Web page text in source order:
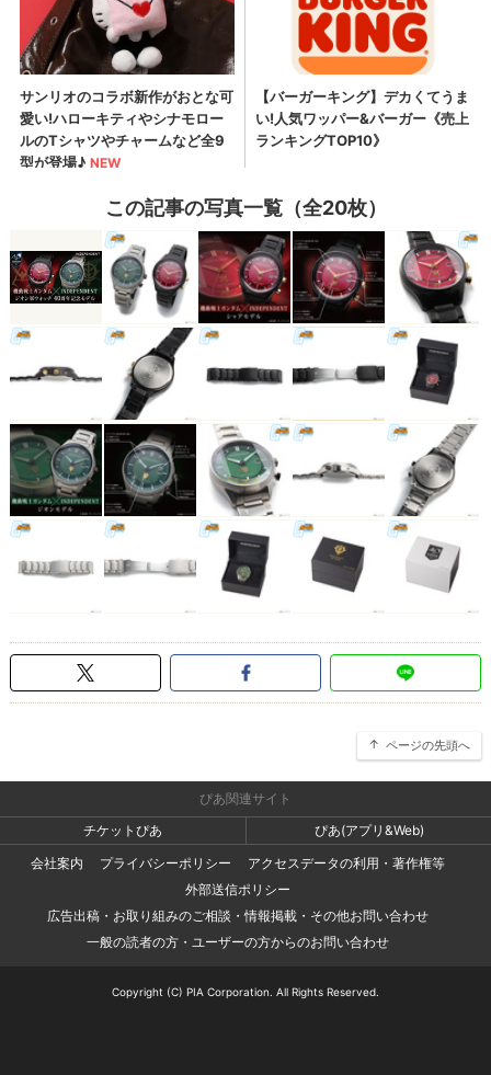
この記事の写真一覧（全20枚）
ページの先頭へ
ぴあ関連サイト
チケットぴあ
ぴあ(アプリ&Web)
会社案内
プライバシーポリシー
アクセスデータの利用・著作権等
外部送信ポリシー
広告出稿・お取り組みのご相談・情報掲載・その他お問い合わせ
一般の読者の方・ユーザーの方からのお問い合わせ
Copyright (C) PIA Corporation. All Rights Reserved.